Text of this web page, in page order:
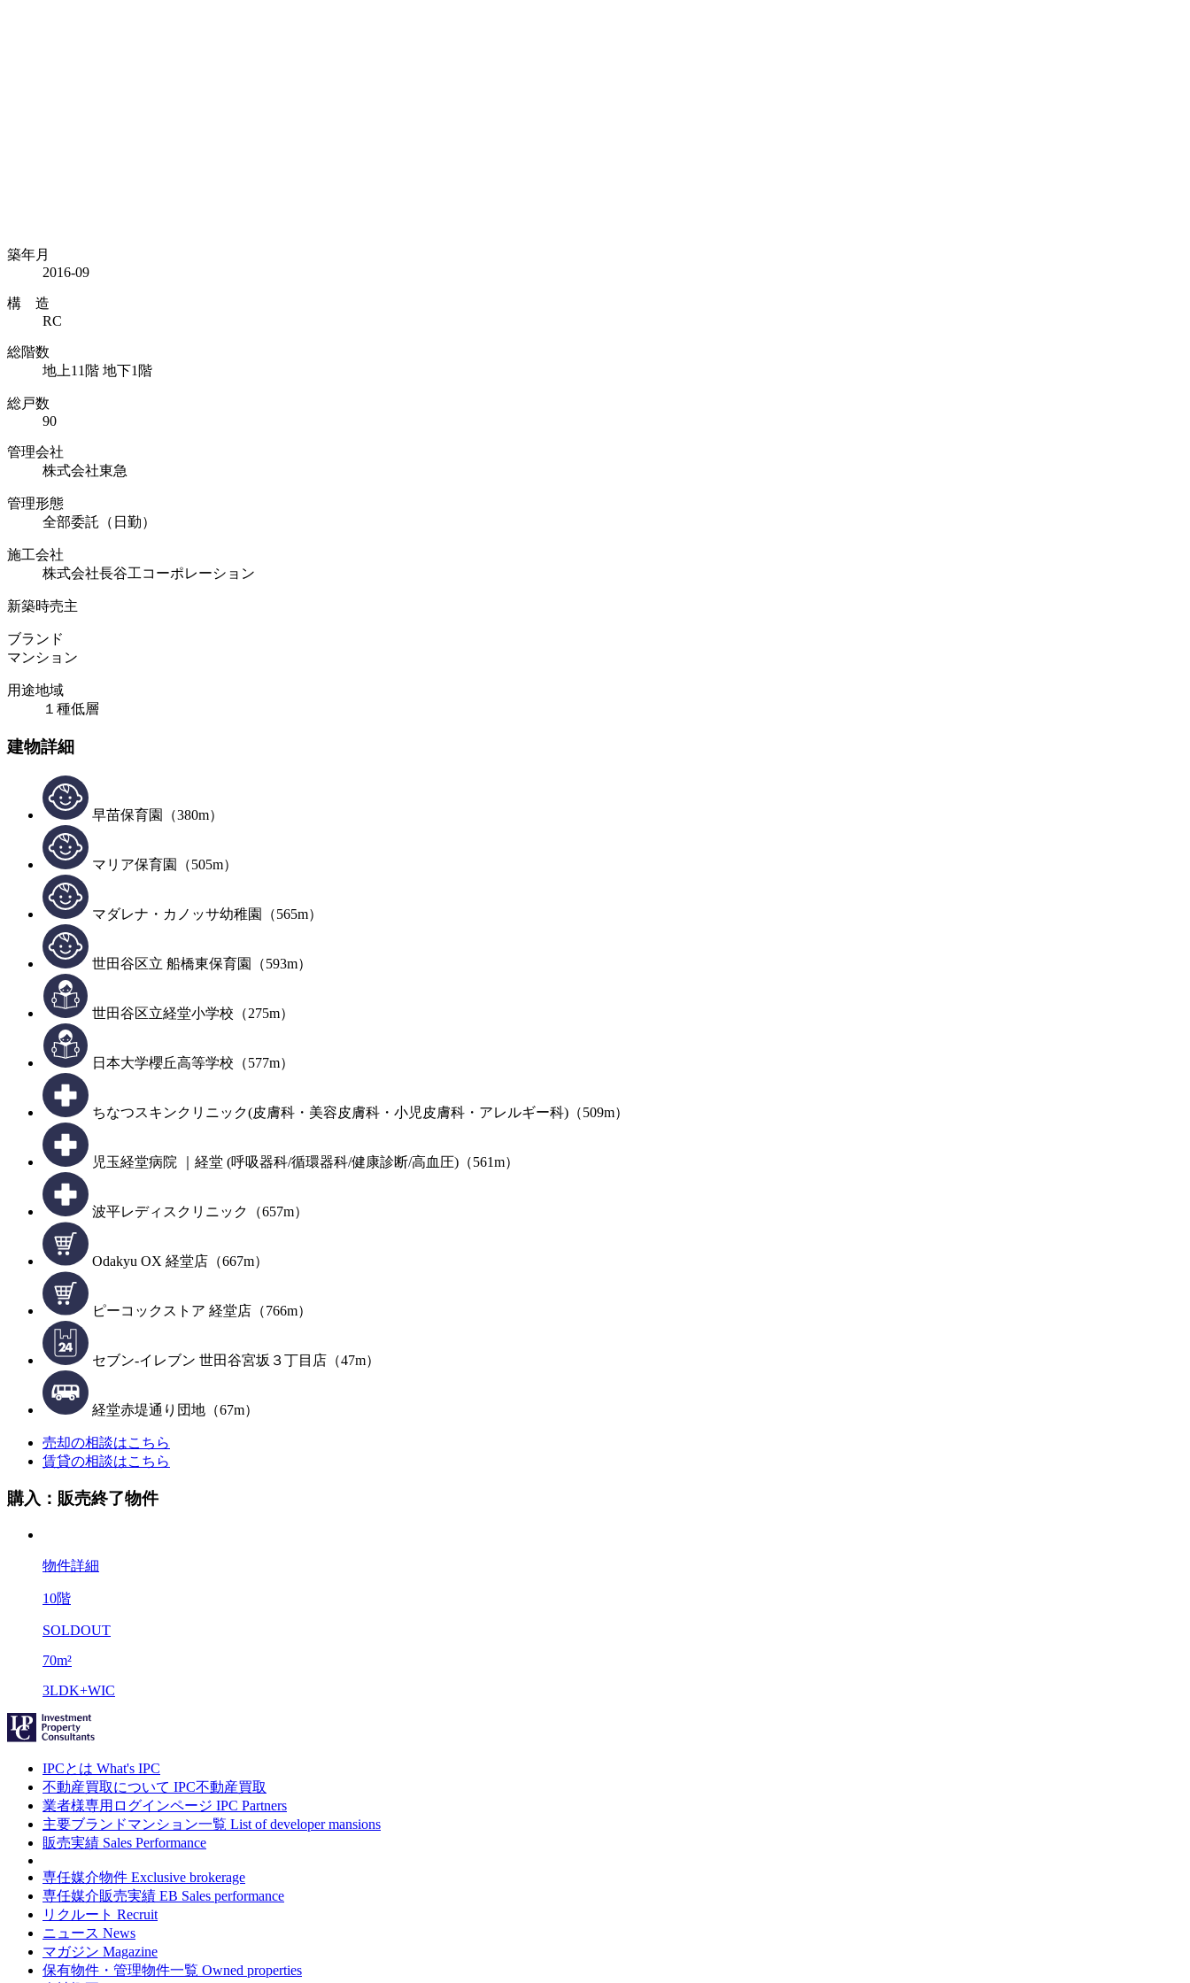
築年月
2016-09
構 造
RC
総階数
地上11階 地下1階
総戸数
90
管理会社
株式会社東急
管理形態
全部委託（日勤）
施工会社
株式会社長谷工コーポレーション
新築時売主
ブランド
マンション
用途地域
１種低層
建物詳細
早苗保育園（380m）
マリア保育園（505m）
マダレナ・カノッサ幼稚園（565m）
世田谷区立 船橋東保育園（593m）
世田谷区立経堂小学校（275m）
日本大学櫻丘高等学校（577m）
ちなつスキンクリニック(皮膚科・美容皮膚科・小児皮膚科・アレルギー科)（509m）
児玉経堂病院 ｜経堂 (呼吸器科/循環器科/健康診断/高血圧)（561m）
波平レディスクリニック（657m）
Odakyu OX 経堂店（667m）
ピーコックストア 経堂店（766m）
セブン-イレブン 世田谷宮坂３丁目店（47m）
経堂赤堤通り団地（67m）
売却の相談はこちら
賃貸の相談はこちら
購入：販売終了物件
物件詳細
10階
SOLDOUT
70m²
3LDK+WIC
IPCとは What's IPC
不動産買取について IPC不動産買取
業者様専用ログインページ IPC Partners
主要ブランドマンション一覧 List of developer mansions
販売実績 Sales Performance
専任媒介物件 Exclusive brokerage
専任媒介販売実績 EB Sales performance
リクルート Recruit
ニュース News
マガジン Magazine
保有物件・管理物件一覧 Owned properties